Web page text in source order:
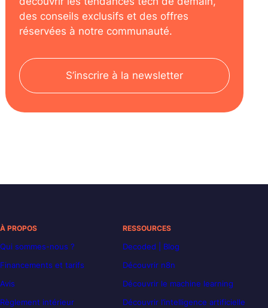
des conseils exclusifs et des offres
réservées à notre communauté.
S’inscrire à la newsletter
À PROPOS
Qui sommes-nous ?
Financements et tarifs
Avis
Règlement intérieur
RESSOURCES
Decoded | Blog
Découvrir n8n
Découvrir le machine learning
Découvrir l’intelligence artificielle